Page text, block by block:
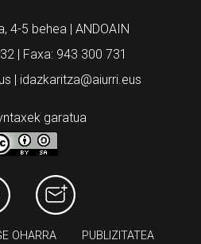
4-5 behea | ANDOAIN
| Faxa: 943 300 731
| idazkaritza@aiurri.eus
garatua
OHARRA PUBLIZITATEA